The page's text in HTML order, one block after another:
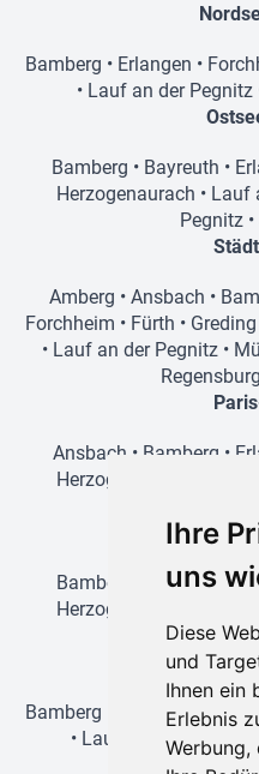
Ihre
uns
Diese
und
Ihnen ein
Erlebnis
Werbung,
Bamberg • Erlangen •
• Lauf an der Pegnitz
Bamberg • Bayreuth •
Herzogenaurach • Lauf
Pegnitz•
Amberg • Ansbach •
Forchheim • Fürth • Greding
• Lauf an der Pegnitz•
Regensburg
Ansbach • Bamberg •
Herzogenaurach
Bamberg Amberg•
Herzogenaurach
Bamberg Erlangen•
• Lauf an der Pegnitz